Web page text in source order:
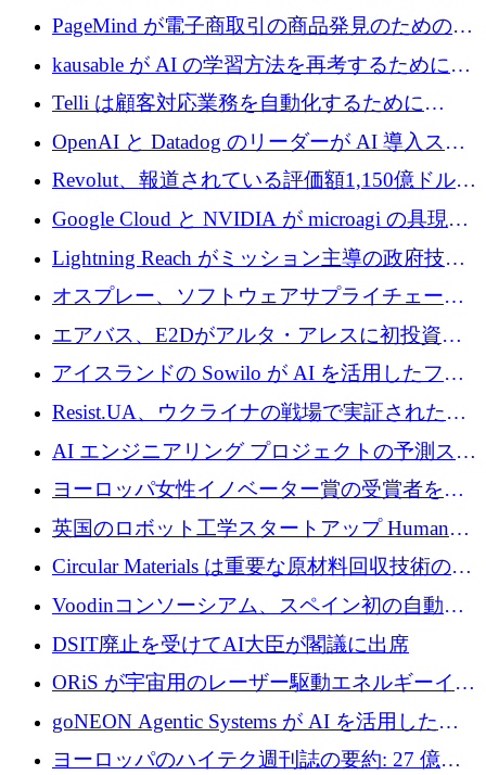
メールを再考するために 320 万ドルを調達し
てステルスから浮上
PageMind が電子商取引の商品発見のための
AI を拡張するために 120 万ユーロを調達
kausable が AI の学習方法を再考するために
1,200 万ユーロを調達
Telli は顧客対応業務を自動化するために
1,500 万ドルのシードを確保
OpenAI と Datadog のリーダーが AI 導入スタ
ートアップ Arrakis を支援
Revolut、報道されている評価額1,150億ドルで
の新たな二次株式売却を確認
Google Cloud と NVIDIA が microagi の具現化
された AI の野望を推進
Lightning Reach がミッション主導の政府技術
グループとしてポートフォリオを拡大し ETG
に買収
オスプレー、ソフトウェアサプライチェーン
攻撃を阻止するために265万ドルを確保
エアバス、E2Dがアルタ・アレスに初投資、
欧州防衛技術ファンドに5億ユーロを拠出
アイスランドの Sowilo が AI を活用したファ
ッション製品インテリジェンス プラットフォ
ームを拡大するためにプレシードを調達
Resist.UA、ウクライナの戦場で実証された防
衛技術を拡大するために5,000万ユーロの欧州
基金を立ち上げる
AI エンジニアリング プロジェクトの予測スタ
ートアップ Cascade が a16z アクセラレータか
らの支援を獲得
ヨーロッパ女性イノベーター賞の受賞者を紹
介します
英国のロボット工学スタートアップ Humanoid
がシリーズ A 1 億 5,200 万ドルで評価額 13 億
5,000 万ドルに到達
Circular Materials は重要な原材料回収技術の拡
張に 1,180 万ユーロを確保
Voodinコンソーシアム、スペイン初の自動木
製ブレード工場の建設にEU補助金4,800万ユ
ーロを確保
DSIT廃止を受けてAI大臣が閣議に出席
ORiS が宇宙用のレーザー駆動エネルギーイン
フラの構築に 500 万ユーロを調達
goNEON Agentic Systems が AI を活用したイ
ンフラ計画を加速するために 16 万ユーロを確
ヨーロッパのハイテク週刊誌の要約: 27 億ユ